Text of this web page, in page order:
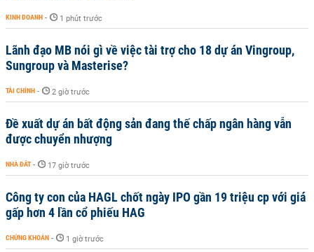
KINH DOANH - 1 phút trước
Lãnh đạo MB nói gì về việc tài trợ cho 18 dự án Vingroup,
Sungroup và Masterise?
TÀI CHÍNH - 2 giờ trước
Đề xuất dự án bất động sản đang thế chấp ngân hàng vẫn
được chuyển nhượng
NHÀ ĐẤT - 17 giờ trước
Công ty con của HAGL chốt ngày IPO gần 19 triệu cp với giá
gấp hơn 4 lần cổ phiếu HAG
CHỨNG KHOÁN - 1 giờ trước